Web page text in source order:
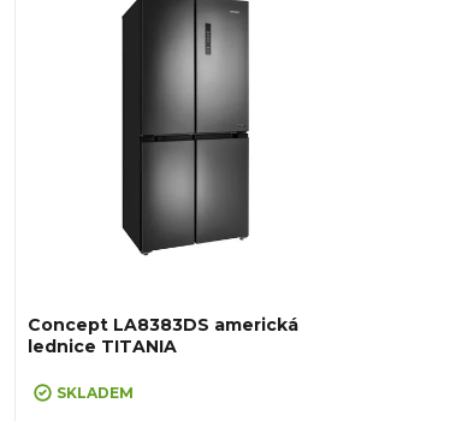
Concept LA8383DS americká
lednice TITANIA
SKLADEM